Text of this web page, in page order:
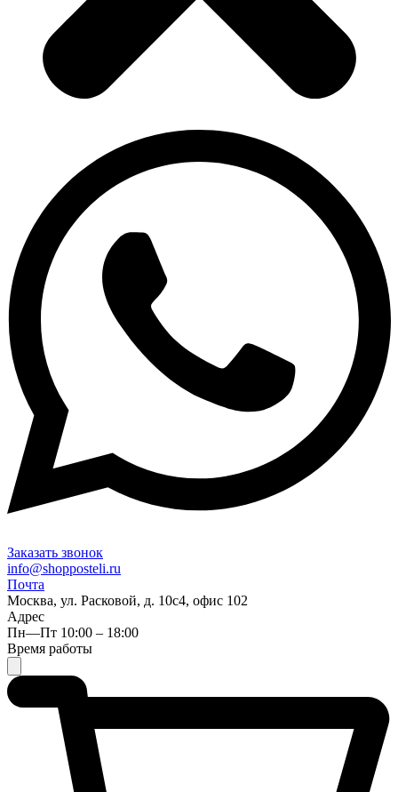
Заказать звонок
info@shopposteli.ru
Почта
Москва, ул. Расковой, д. 10с4, офис 102
Адрес
Пн—Пт 10:00 – 18:00
Время работы